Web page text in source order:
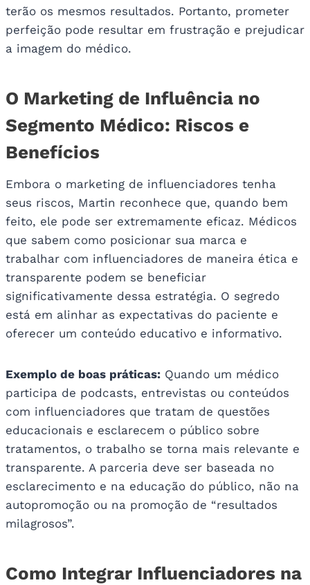
terão os mesmos resultados. Portanto, prometer
perfeição pode resultar em frustração e prejudicar
a imagem do médico.
O Marketing de Influência no
Segmento Médico: Riscos e
Benefícios
Embora o marketing de influenciadores tenha
seus riscos, Martin reconhece que, quando bem
feito, ele pode ser extremamente eficaz. Médicos
que sabem como posicionar sua marca e
trabalhar com influenciadores de maneira ética e
transparente podem se beneficiar
significativamente dessa estratégia. O segredo
está em alinhar as expectativas do paciente e
oferecer um conteúdo educativo e informativo.
Exemplo de boas práticas: Quando um médico
participa de podcasts, entrevistas ou conteúdos
com influenciadores que tratam de questões
educacionais e esclarecem o público sobre
tratamentos, o trabalho se torna mais relevante e
transparente. A parceria deve ser baseada no
esclarecimento e na educação do público, não na
autopromoção ou na promoção de “resultados
milagrosos”.
Como Integrar Influenciadores na